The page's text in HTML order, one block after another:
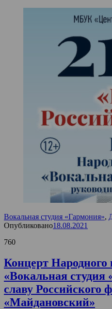
Вокальная студия «Гармония»,
Опубликовано18.08.2021
760
Концерт Народного
«Вокальная студия
славу Российского
«Майдановский»